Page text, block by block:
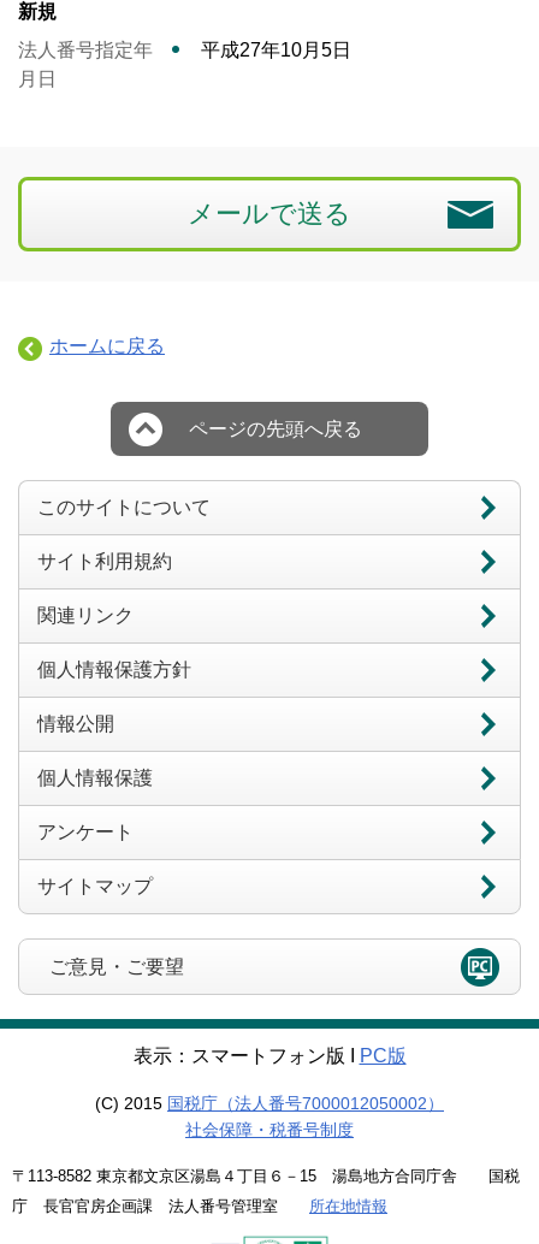
新規
法人番号指定年
月日
平成27年10月5日
メールで送る
ホームに戻る
ページの先頭へ戻る
このサイトについて
サイト利用規約
関連リンク
個人情報保護方針
情報公開
個人情報保護
アンケート
サイトマップ
ご意見・ご要望
表示：スマートフォン版 Ι PC版
(C) 2015 国税庁（法人番号7000012050002）
社会保障・税番号制度
〒113-8582 東京都文京区湯島４丁目６－15 湯島地方合同庁舎 国税
庁 長官官房企画課 法人番号管理室 所在地情報